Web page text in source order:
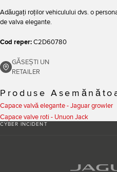
Adăugați roților vehiculului dvs. o
de valva elegante.
Cod reper:C2D60780
GĂSEȘTI UN
RETAILER
Produse
Capace valvă elegante - Jaguar growler
Capace valve roti - Unuon Jack
CYBER INCIDENT